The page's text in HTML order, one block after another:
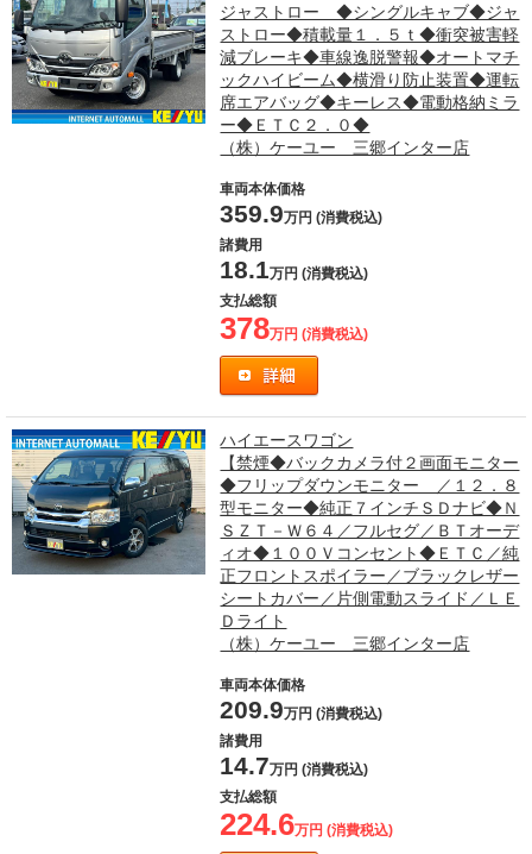
ジャストロー ◆シングルキャブ◆ジャ
ストロー◆積載量１．５ｔ◆衝突被害軽
減ブレーキ◆車線逸脱警報◆オートマチ
ックハイビーム◆横滑り防止装置◆運転
席エアバッグ◆キーレス◆電動格納ミラ
ー◆ＥＴＣ２．０◆
（株）ケーユー 三郷インター店
車両本体価格
359.9万円 (消費税込)
諸費用
18.1万円 (消費税込)
支払総額
378万円 (消費税込)
ハイエースワゴン
【禁煙◆バックカメラ付２画面モニター
◆フリップダウンモニター ／１２．８
型モニター◆純正７インチＳＤナビ◆Ｎ
ＳＺＴ－Ｗ６４／フルセグ／ＢＴオーデ
ィオ◆１００Ｖコンセント◆ＥＴＣ／純
正フロントスポイラー／ブラックレザー
シートカバー／片側電動スライド／ＬＥ
Ｄライト
（株）ケーユー 三郷インター店
車両本体価格
209.9万円 (消費税込)
諸費用
14.7万円 (消費税込)
支払総額
224.6万円 (消費税込)